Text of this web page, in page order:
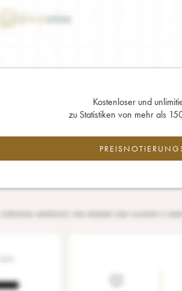
Kostenloser und
zu Statistiken von mehr als